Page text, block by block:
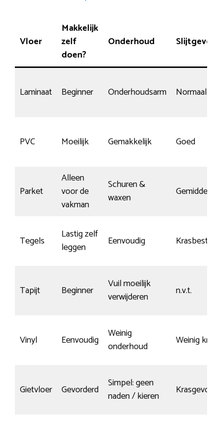
Vloer
Makkelijk
zelf
doen?
Onderhoud
Laminaat Beginner Onderhoudsarm Normaal
PVC Moeilijk Gemakkelijk Goed
Parket
Alleen
voor de
vakman
Schuren &
waxen
Gemiddeld
Tegels
Lastig zelf
leggen
Eenvoudig
Tapijt Beginner
Vuil moeilijk
verwijderen
n.v.t.
Vinyl Eenvoudig
Weinig
onderhoud
Weinig
Gietvloer Gevorderd
Simpel: geen
naden / kieren
Krasgevoelig